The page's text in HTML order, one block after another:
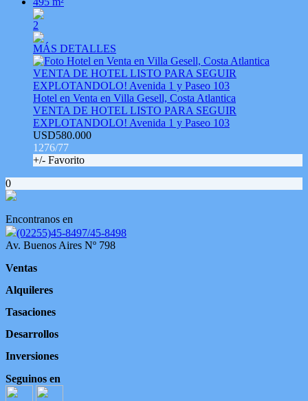
2
MÁS DETALLES
Hotel en Venta en Villa Gesell, Costa Atlantica
VENTA DE HOTEL LISTO PARA SEGUIR
EXPLOTANDOLO! Avenida 1 y Paseo 103
USD580.000
1276/77
+/- Favorito
0
Encontranos en
(02255)45-8497/45-8498
Av. Buenos Aires Nº 798
Ventas
Alquileres
Tasaciones
Desarrollos
Inversiones
Seguinos en